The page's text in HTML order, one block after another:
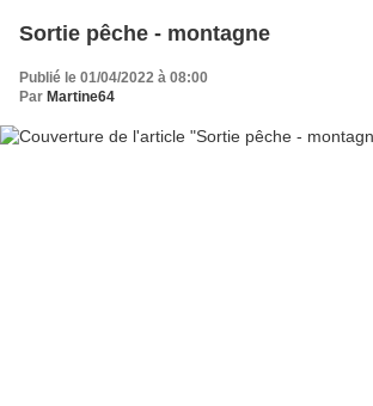
Sortie pêche - montagne
Publié le 01/04/2022 à 08:00
Par Martine64